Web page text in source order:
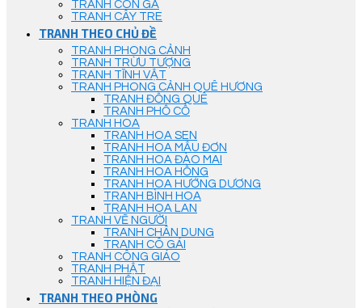
TRANH CON GÀ
TRANH CÂY TRE
TRANH THEO CHỦ ĐỀ
TRANH PHONG CẢNH
TRANH TRỪU TƯỢNG
TRANH TĨNH VẬT
TRANH PHONG CẢNH QUÊ HƯƠNG
TRANH ĐỒNG QUÊ
TRANH PHỐ CỔ
TRANH HOA
TRANH HOA SEN
TRANH HOA MẪU ĐƠN
TRANH HOA ĐÀO MAI
TRANH HOA HỒNG
TRANH HOA HƯỚNG DƯƠNG
TRANH BÌNH HOA
TRANH HOA LAN
TRANH VẼ NGƯỜI
TRANH CHÂN DUNG
TRANH CÔ GÁI
TRANH CÔNG GIÁO
TRANH PHẬT
TRANH HIỆN ĐẠI
TRANH THEO PHÒNG